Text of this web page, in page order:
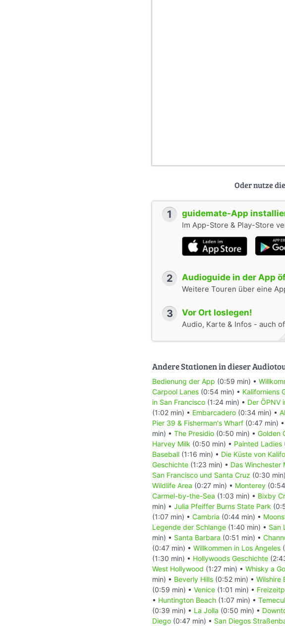
Oder nutze
1 guidemate-App
Im App-Store & Play-Store
2 Audioguide in der App
Weitere Touren über eine
3 Vor Ort loslegen!
Audio, Karte & Infos - auch
Andere Stationen in dieser
Bedienung der App (0:59 min) •
Carpool Lanes (0:54 min) • Kaliforniens
in San Francisco (1:24 min) • Der ÖPNV
(1:02 min) • Embarcadero (0:34 min) •
Pier 39 & Fisherman's Wharf (0:47 min) •
min) • The Presidio (0:50 min) • Golden
Harvey Milk (0:50 min) • Painted Ladies
Baseball (1:16 min) • Die Küste von
Geschichte (1:23 min) • Das Winchester
San Francisco und Santa Cruz (0:30
Wildlife Area (0:27 min) • Monterey
Carmel-by-the-Sea (1:03 min) • Bixby
min) • Julia Pfeiffer Burns State Park
(1:07 min) • Cambria (0:44 min) •
Legende der Schlange (1:40 min) • San
min) • Santa Barbara (0:51 min) •
(0:47 min) • Willkommen in Los Angeles
(1:30 min) • Hollywoods Geschichte
West Hollywood (1:27 min) • Whisky a
min) • Beverly Hills (0:52 min) • Wilshire
(0:59 min) • Venice (1:01 min) •
• Huntington Beach (1:07 min) •
(0:39 min) • La Jolla (0:50 min) •
Diego (0:47 min) • San Diegos